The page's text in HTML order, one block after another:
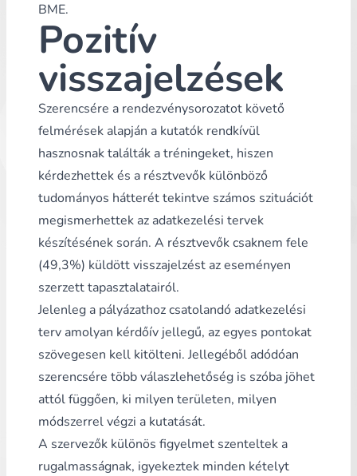
BME.
Pozitív
visszajelzések
Szerencsére a rendezvénysorozatot követő
felmérések alapján a kutatók rendkívül
hasznosnak találták a tréningeket, hiszen
kérdezhettek és a résztvevők különböző
tudományos hátterét tekintve számos szituációt
megismerhettek az adatkezelési tervek
készítésének során. A résztvevők csaknem fele
(49,3%) küldött visszajelzést az eseményen
szerzett tapasztalatairól.
Jelenleg a pályázathoz csatolandó adatkezelési
terv amolyan kérdőív jellegű, az egyes pontokat
szövegesen kell kitölteni. Jellegéből adódóan
szerencsére több válaszlehetőség is szóba jöhet
attól függően, ki milyen területen, milyen
módszerrel végzi a kutatását.
A szervezők különös figyelmet szenteltek a
rugalmasságnak, igyekeztek minden kételyt